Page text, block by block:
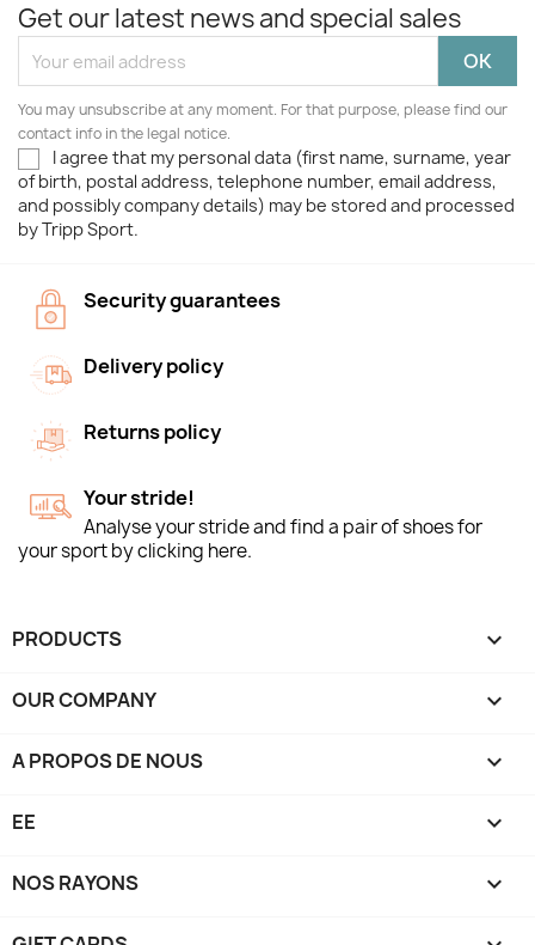
Get our latest news and special sales
You may unsubscribe at any moment. For that purpose, please find our
contact info in the legal notice.
I agree that my personal data (first name, surname, year
of birth, postal address, telephone number, email address,
and possibly company details) may be stored and processed
by Tripp Sport.
Security guarantees
Delivery policy
Returns policy
Your stride!
Analyse your stride and find a pair of shoes for
your sport by clicking here.
PRODUCTS 
OUR COMPANY 
A PROPOS DE NOUS 
EE 
NOS RAYONS 